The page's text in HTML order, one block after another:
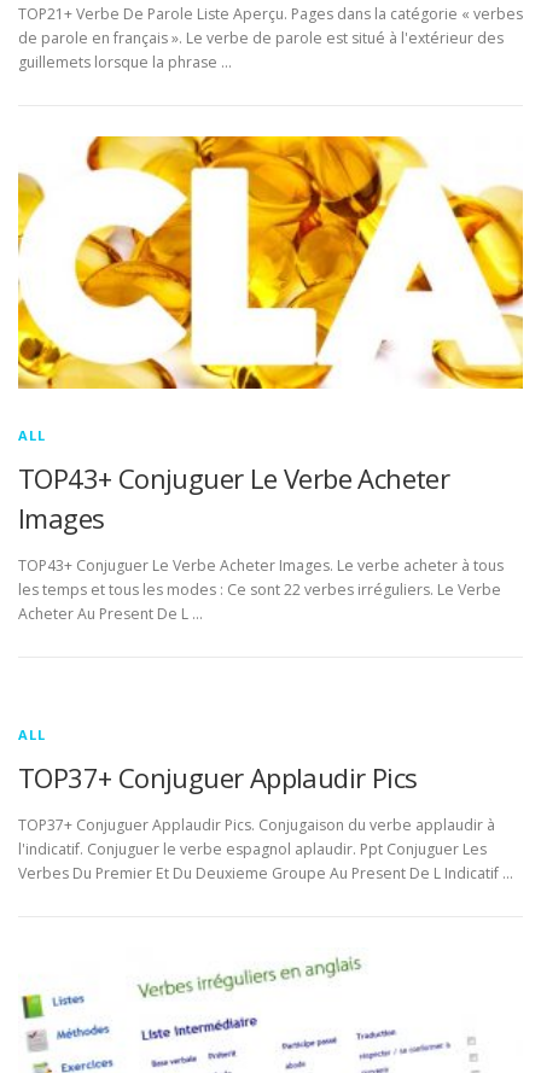
TOP21+ Verbe De Parole Liste Aperçu. Pages dans la catégorie « verbes
de parole en français ». Le verbe de parole est situé à l'extérieur des
guillemets lorsque la phrase …
ALL
TOP43+ Conjuguer Le Verbe Acheter
Images
TOP43+ Conjuguer Le Verbe Acheter Images. Le verbe acheter à tous
les temps et tous les modes : Ce sont 22 verbes irréguliers. Le Verbe
Acheter Au Present De L …
ALL
TOP37+ Conjuguer Applaudir Pics
TOP37+ Conjuguer Applaudir Pics. Conjugaison du verbe applaudir à
l'indicatif. Conjuguer le verbe espagnol aplaudir. Ppt Conjuguer Les
Verbes Du Premier Et Du Deuxieme Groupe Au Present De L Indicatif …